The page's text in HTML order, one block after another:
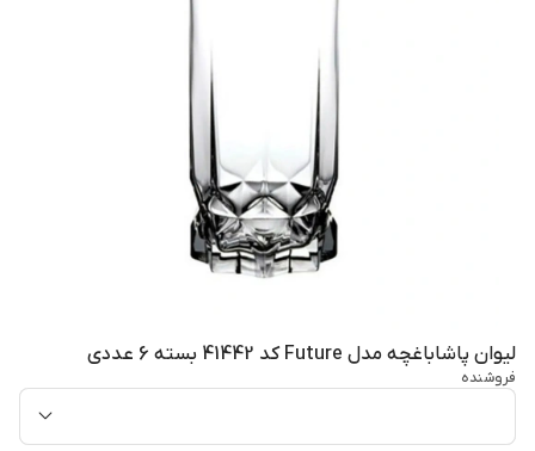
لیوان پاشاباغچه مدل Future کد 41442 بسته 6 عددی
فروشنده